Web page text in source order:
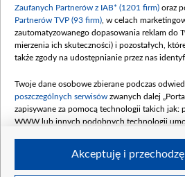
Zaufanych Partnerów z IAB* (1201 firm) oraz
Partnerów TVP (93 firm) , w celach
zautomatyzowanego dopasowania reklam do
mierzenia ich skuteczności) i pozostałych,
także zgody na udostępnianie przez nas
Twoje dane osobowe zbierane podczas
poszczególnych serwisów zwanych dalej
zapisywane za pomocą technologii takich jak:
WWW lub innych podobnych technologii
Akceptuję i